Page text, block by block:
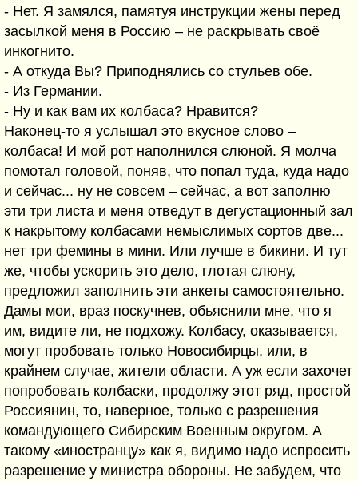
- Нет. Я замялся, памятуя инструкции жены перед
засылкой меня в Россию – не раскрывать своё
инкогнито.
- А откуда Вы? Приподнялись со стульев обе.
- Из Германии.
- Ну и как вам их колбаса? Нравится?
Наконец-то я услышал это вкусное слово –
колбаса! И мой рот наполнился слюной. Я молча
помотал головой, поняв, что попал туда, куда надо
и сейчас... ну не совсем – сейчас, а вот заполню
эти три листа и меня отведут в дегустационный зал
к накрытому колбасами немыслимых сортов две...
нет три фемины в мини. Или лучше в бикини. И тут
же, чтобы ускорить это дело, глотая слюну,
предложил заполнить эти анкеты самостоятельно.
Дамы мои, враз поскучнев, обьяснили мне, что я
им, видите ли, не подхожу. Колбасу, оказывается,
могут пробовать только Новосибирцы, или, в
крайнем случае, жители области. А уж если захочет
попробовать колбаски, продолжу этот ряд, простой
Россиянин, то, наверное, только с разрешения
командующего Сибирским Военным округом. А
такому «иностранцу» как я, видимо надо испросить
разрешение у министра обороны. Не забудем, что